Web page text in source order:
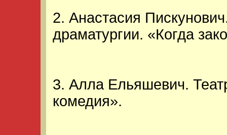
2. Анастасия
драматургии. «Когда
3. Алла Ельяшевич.
комедия».